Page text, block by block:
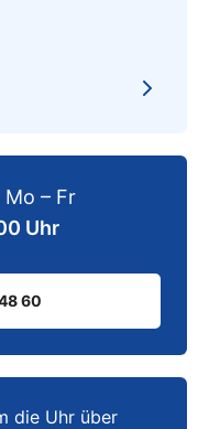
– Fr
Uhr
60
die Uhr über